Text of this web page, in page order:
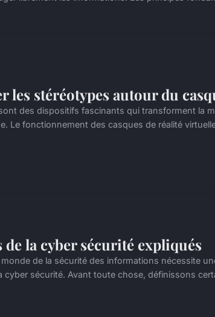
les stéréotypes autour du
des dispositifs fascinants qui transforment la
Le fonctionnement des casques de réalité
de la cyber sécurité expliqués
de la sécurité des informations nécessite
cyber sécurité. Avant toute chose, définissons